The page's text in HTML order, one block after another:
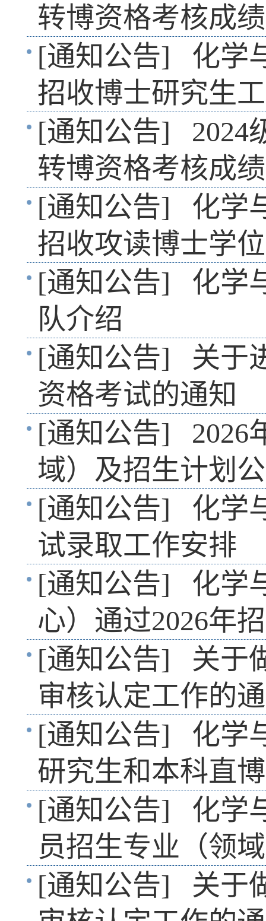
转博资格考核成
[通知公告]
化学
招收博士研究生
[通知公告]
2024
转博资格考核成
[通知公告]
化学
招收攻读博士学
[通知公告]
化学
队介绍
[通知公告]
关于
资格考试的通知
[通知公告]
2026
域）及招生计划
[通知公告]
化学
试录取工作安排
[通知公告]
化学
心）通过2026年
[通知公告]
关于
审核认定工作的
[通知公告]
化学
研究生和本科直
[通知公告]
化学
员招生专业（领
[通知公告]
关于